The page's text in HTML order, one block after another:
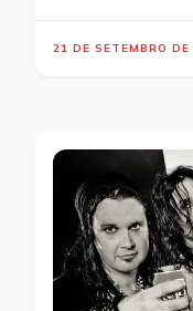
21 DE SETEMBRO DE